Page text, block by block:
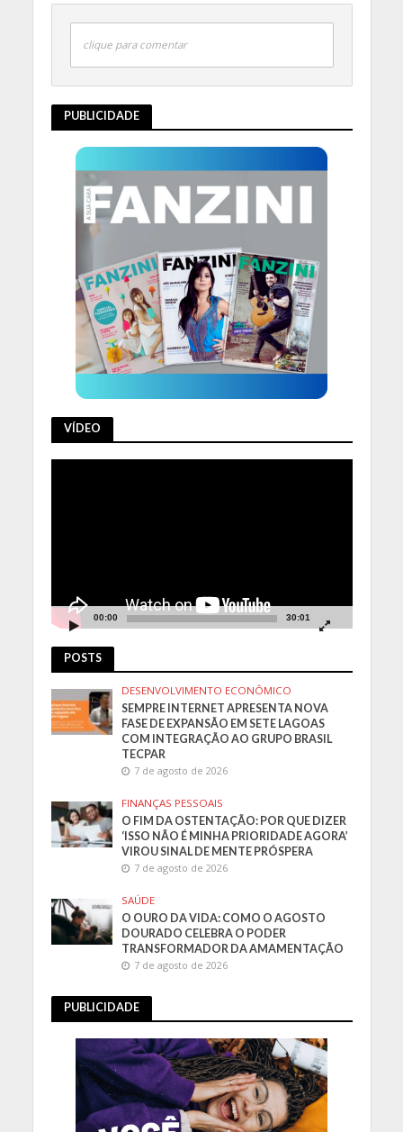
clique para comentar
PUBLICIDADE
VÍDEO
00:00 30:01
POSTS
DESENVOLVIMENTO ECONÔMICO
SEMPRE INTERNET APRESENTA NOVA
FASE DE EXPANSÃO EM SETE LAGOAS
COM INTEGRAÇÃO AO GRUPO BRASIL
TECPAR
7 de agosto de 2026
FINANÇAS PESSOAIS
O FIM DA OSTENTAÇÃO: POR QUE DIZER
‘ISSO NÃO É MINHA PRIORIDADE AGORA’
VIROU SINAL DE MENTE PRÓSPERA
7 de agosto de 2026
SAÚDE
O OURO DA VIDA: COMO O AGOSTO
DOURADO CELEBRA O PODER
TRANSFORMADOR DA AMAMENTAÇÃO
7 de agosto de 2026
PUBLICIDADE